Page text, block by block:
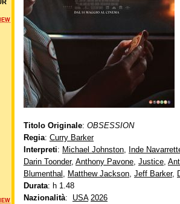
Titolo Originale: OBSESSION
Regia: Curry Barker
Interpreti: Michael Johnston, Inde
Darin Toonder, Anthony Pavone, Justice,
Blumenthal , Matthew Jackson, Jeff Barker,
Durata: h 1.48
Nazionalità: USA 2026